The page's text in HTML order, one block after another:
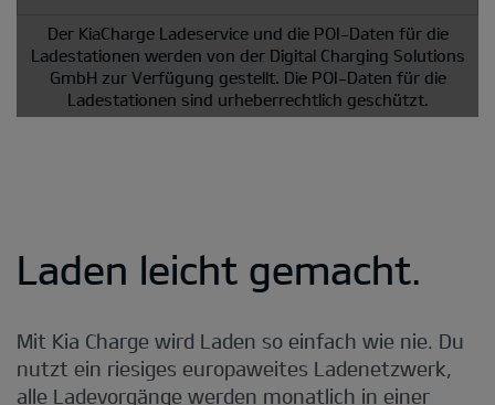
Der KiaCharge Ladeservice und die POI-Daten für die
Ladestationen werden von der Digital Charging Solutions
GmbH zur Verfügung gestellt. Die POI-Daten für die
Ladestationen sind urheberrechtlich geschützt.